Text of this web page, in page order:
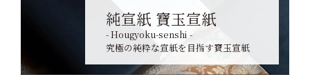
純宣紙 寶玉宣紙
- Hougyoku-senshi -
究極の純粋な宣紙を目指す寶玉宣紙